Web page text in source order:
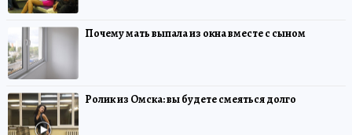
Почему мать выпала из окна вместе с сыном
Ролик из Омска: вы будете смеяться долго